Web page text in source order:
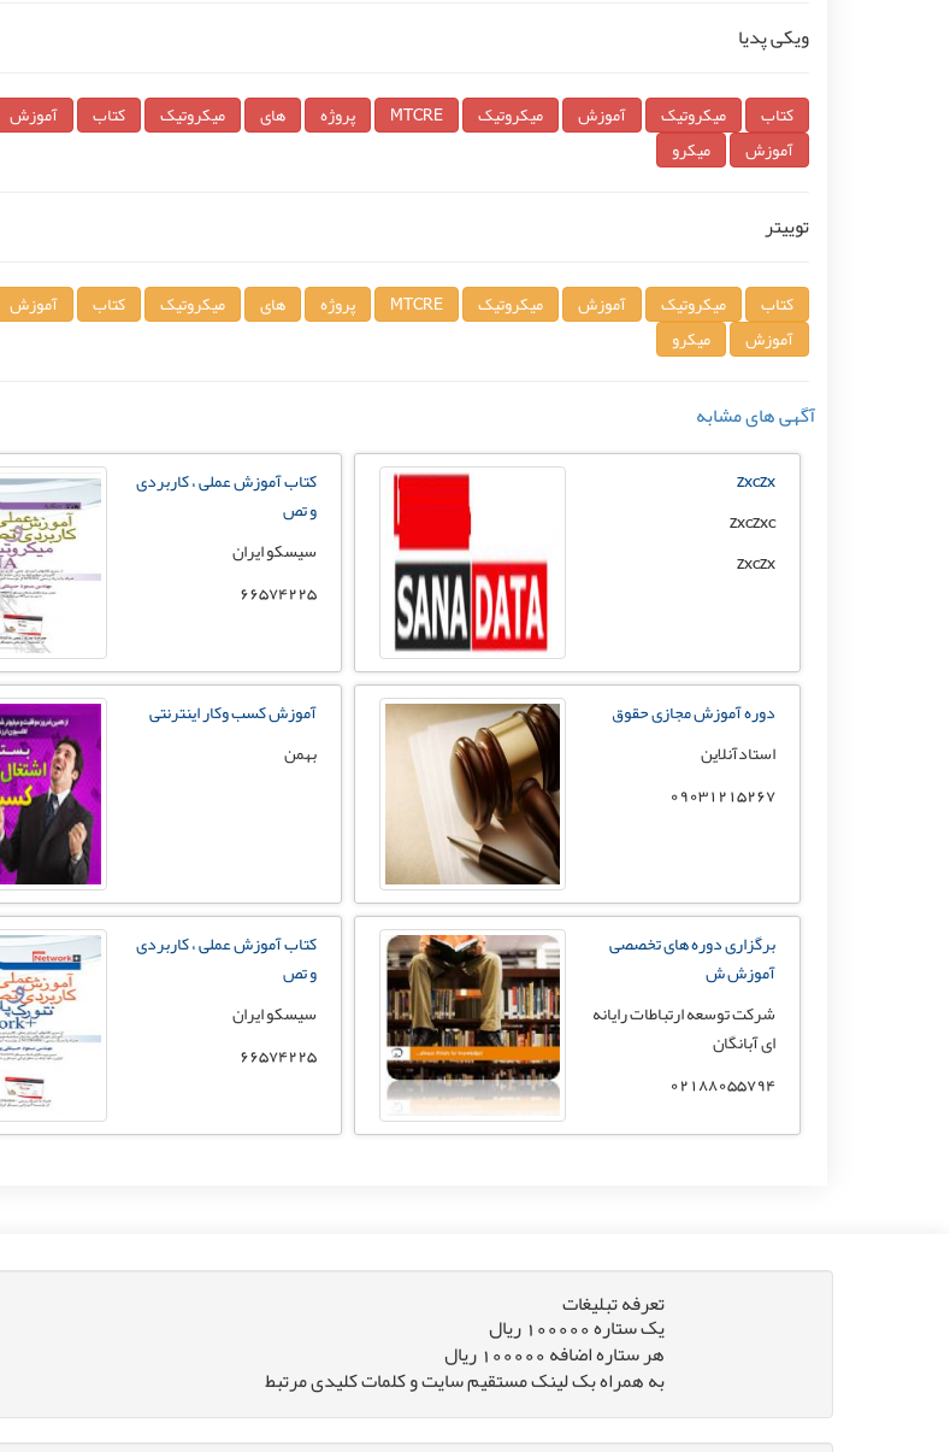
ویکی پدیا
کتاب میکروتیک آموزش میکروتیک MTCRE پروژه های میکروتیک کتاب آموزش
آموزش
میکرو
توییتر
کتاب میکروتیک آموزش میکروتیک MTCRE پروژه های میکروتیک کتاب آموزش
آموزش
میکرو
آگهی های مشابه
zxczx
zxczxc
zxczx
کتاب آموزش عملی ، کاربردی
و تص
سیسکو ایران
66574225
دوره آموزش مجازی حقوق
استادآنلاین
09031215267
آموزش کسب وکار اینترنتی
بهمن
برگزاری دوره های تخصصی
آموزش ش
شرکت توسعه ارتباطات رایانه
ای آبانگان
02188055794
کتاب آموزش عملی ، کاربردی
و تص
سیسکو ایران
66574225
تعرفه تبلیغات
یک ستاره 100000 ریال
هر ستاره اضافه 100000 ریال
به همراه بک لینک مستقیم سایت و کلمات کلیدی مرتبط